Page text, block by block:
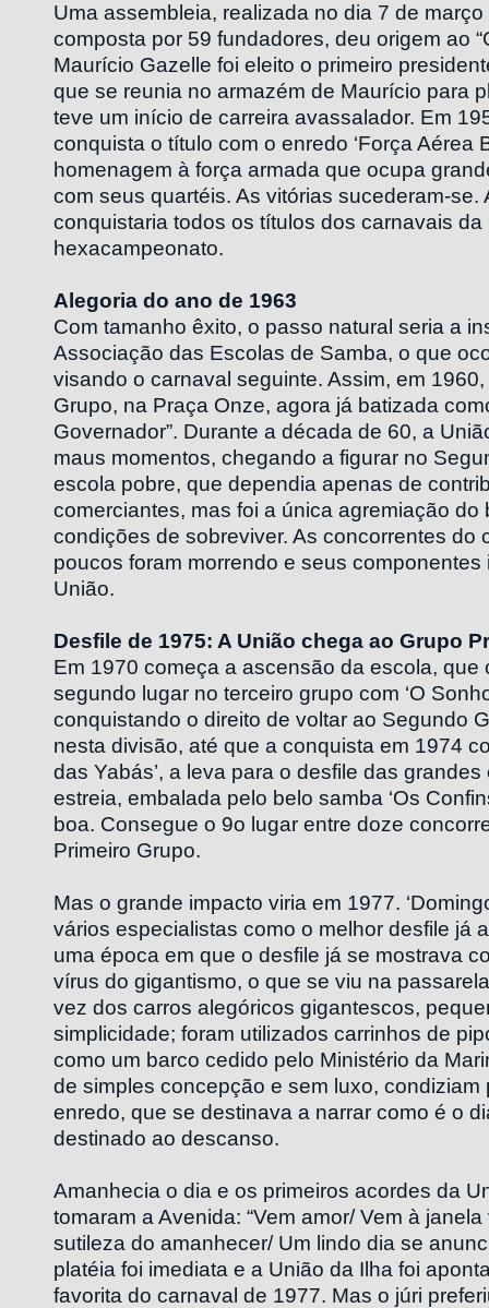
Uma assembleia, realizada no dia 7 de
composta por 59 fundadores, deu origem ao
Maurício Gazelle foi eleito o primeiro
que se reunia no armazém de Maurício para
teve um início de carreira avassalador. Em
conquista o título com o enredo ‘Força Aérea
homenagem à força armada que ocupa
com seus quartéis. As vitórias sucederam-se.
conquistaria todos os títulos dos carnavais da
hexacampeonato.
Alegoria do ano de 1963
Com tamanho êxito, o passo natural seria a
Associação das Escolas de Samba, o que
visando o carnaval seguinte. Assim, em
Grupo, na Praça Onze, agora já batizada
Governador”. Durante a década de 60, a
maus momentos, chegando a figurar no
escola pobre, que dependia apenas de
comerciantes, mas foi a única agremiação do
condições de sobreviver. As concorrentes do
poucos foram morrendo e seus componentes
União.
Desfile de 1975: A União chega ao Grupo
Em 1970 começa a ascensão da escola, que
segundo lugar no terceiro grupo com ‘O
conquistando o direito de voltar ao Segundo
nesta divisão, até que a conquista em 1974
das Yabás’, a leva para o desfile das
estreia, embalada pelo belo samba ‘Os
boa. Consegue o 9o lugar entre doze
Primeiro Grupo.
Mas o grande impacto viria em 1977.
vários especialistas como o melhor desfile já
uma época em que o desfile já se mostrava
vírus do gigantismo, o que se viu na
vez dos carros alegóricos gigantescos,
simplicidade; foram utilizados carrinhos de
como um barco cedido pelo Ministério da
de simples concepção e sem luxo, condiziam
enredo, que se destinava a narrar como é o
destinado ao descanso.
Amanhecia o dia e os primeiros acordes da
tomaram a Avenida: “Vem amor/ Vem à
sutileza do amanhecer/ Um lindo dia se
platéia foi imediata e a União da Ilha foi
favorita do carnaval de 1977. Mas o júri